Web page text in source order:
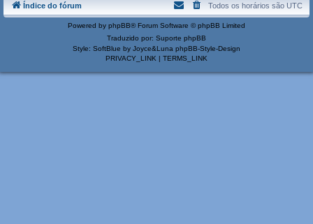
Índice do fórum Todos os horários são UTC
Powered by phpBB® Forum Software © phpBB Limited
Traduzido por: Suporte phpBB
Style: SoftBlue by Joyce&Luna phpBB-Style-Design
PRIVACY_LINK | TERMS_LINK